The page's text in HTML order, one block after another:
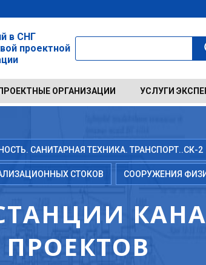
в СНГ
проектной
ПРОЕКТНЫЕ ОРГАНИЗАЦИИ УСЛУГИ
САНИТАРНАЯ ТЕХНИКА. ТРАНСПОРТ..СК-2
СТОКОВ СООРУЖЕНИЯ